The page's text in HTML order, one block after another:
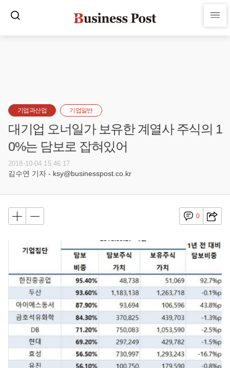
기업과산업 기업일반
대기업 오너일가 보유한 계열사 주식의 1
0%는 담보로 잡혀있어
2018-10-04 15:46:17
김수연 기자 - ksy@businesspost.co.kr
0